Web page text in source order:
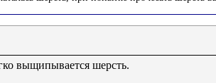
выщипывается шерсть.